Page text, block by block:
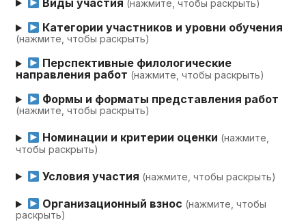
(нажмите, чтобы раскрыть)
Категории участников и уровни обучения
(нажмите, чтобы раскрыть)
Перспективные филологические
направления работ (нажмите, чтобы раскрыть)
Формы и форматы представления работ
(нажмите, чтобы раскрыть)
Номинации и критерии оценки (нажмите,
чтобы раскрыть)
Условия участия (нажмите, чтобы раскрыть)
Организационный взнос (нажмите, чтобы
раскрыть)